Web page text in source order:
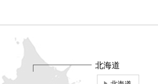
北海道